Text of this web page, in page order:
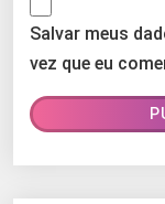
Salvar meus
vez que eu